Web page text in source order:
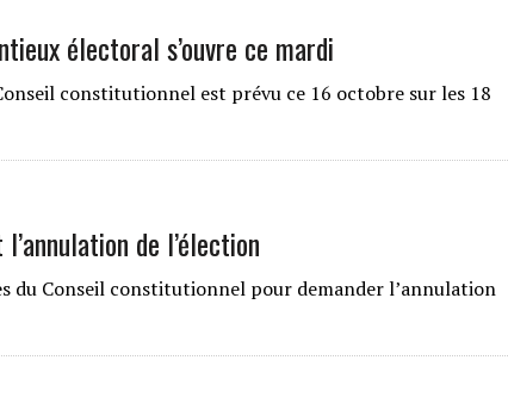
électoral s’ouvre ce mardi
constitutionnel est prévu ce 16 octobre sur les 18
de l’élection
du Conseil constitutionnel pour demander l’annulation